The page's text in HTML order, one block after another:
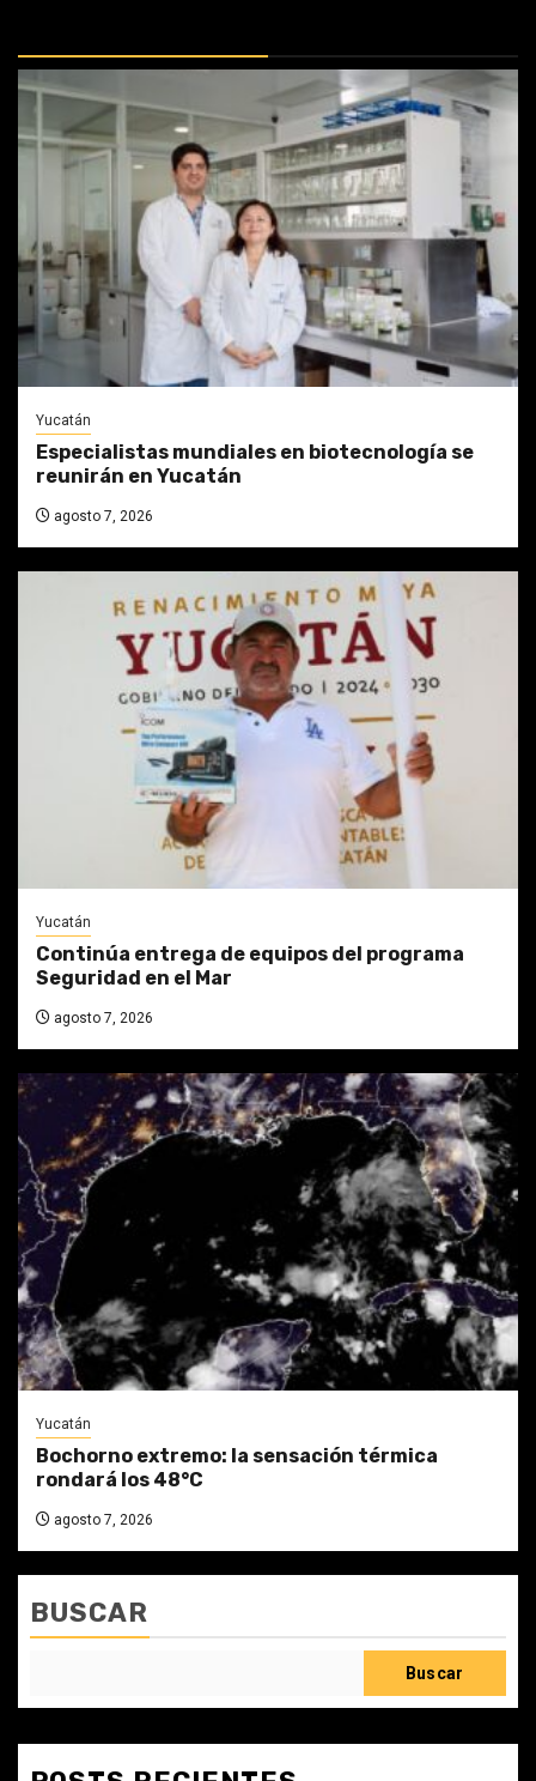
Yucatán
Especialistas mundiales en biotecnología se
reunirán en Yucatán
agosto 7, 2026
Yucatán
Continúa entrega de equipos del programa
Seguridad en el Mar
agosto 7, 2026
Yucatán
Bochorno extremo: la sensación térmica
rondará los 48°C
agosto 7, 2026
BUSCAR
Buscar